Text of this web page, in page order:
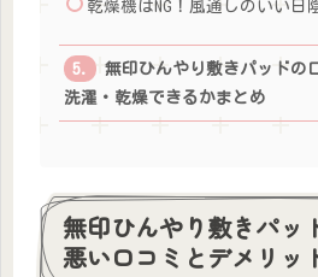
乾燥機はNG！風通しのいい日
無印ひんやり敷きパッドの
洗濯・乾燥できるかまとめ
無印ひんやり敷きパッ
悪い口コミとデメリッ